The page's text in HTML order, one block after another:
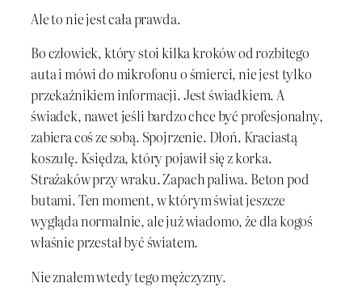
Ale to nie jest cała prawda.
Bo człowiek, który stoi kilka kroków od rozbitego
auta i mówi do mikrofonu o śmierci, nie jest tylko
przekaźnikiem informacji. Jest świadkiem. A
świadek, nawet jeśli bardzo chce być profesjonalny,
zabiera coś ze sobą. Spojrzenie. Dłoń. Kraciastą
koszulę. Księdza, który pojawił się z korka.
Strażaków przy wraku. Zapach paliwa. Beton pod
butami. Ten moment, w którym świat jeszcze
wygląda normalnie, ale już wiadomo, że dla kogoś
właśnie przestał być światem.
Nie znałem wtedy tego mężczyzny.